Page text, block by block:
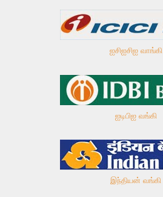
ஐசிஐசிஐ வாங்கி
ஐடிபிஐ வங்கி
இந்தியன் வங்கி